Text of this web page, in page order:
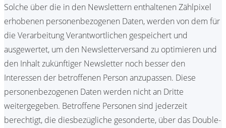
Solche über die in den Newslettern enthaltenen Zählpixel
erhobenen personenbezogenen Daten, werden von dem für
die Verarbeitung Verantwortlichen gespeichert und
ausgewertet, um den Newsletterversand zu optimieren und
den Inhalt zukünftiger Newsletter noch besser den
Interessen der betroffenen Person anzupassen. Diese
personenbezogenen Daten werden nicht an Dritte
weitergegeben. Betroffene Personen sind jederzeit
berechtigt, die diesbezügliche gesonderte, über das Double-